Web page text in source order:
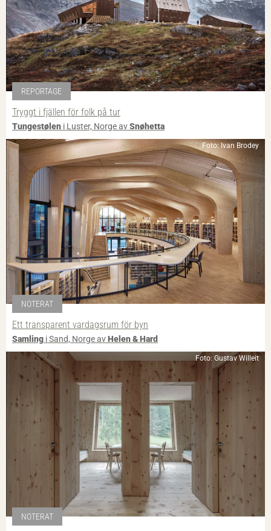
REPORTAGE
Tryggt i fjällen för folk på tur
Tungestølen i Luster, Norge avSnøhetta
Foto: Ivan Brodey
NOTERAT
Ett transparent vardagsrum för byn
Samling i Sand, Norge avHelen & Hard
Foto: Gustav Willeit
NOTERAT